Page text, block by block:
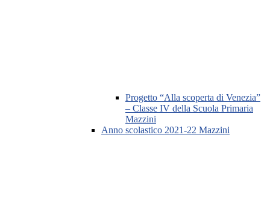
Progetto “Alla scoperta di Venezia”
– Classe IV della Scuola Primaria
Mazzini
Anno scolastico 2021-22 Mazzini